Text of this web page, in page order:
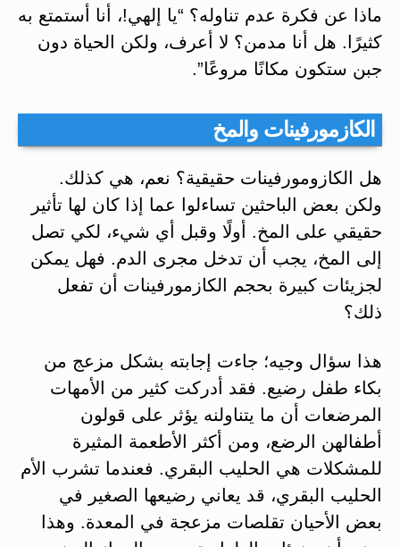
ماذا عن فكرة عدم تناوله؟ “يا إلهي!، أنا أستمتع به
كثيرًا. هل أنا مدمن؟ لا أعرف، ولكن الحياة دون
جبن ستكون مكانًا مروعًا”.
الكازمورفينات والمخ
هل الكازومورفينات حقيقية؟ نعم، هي كذلك.
ولكن بعض الباحثين تساءلوا عما إذا كان لها تأثير
حقيقي على المخ. أولًا وقبل أي شيء، لكي تصل
إلى المخ، يجب أن تدخل مجرى الدم. فهل يمكن
لجزيئات كبيرة بحجم الكازمورفينات أن تفعل
ذلك؟
هذا سؤال وجيه؛ جاءت إجابته بشكل مزعج من
بكاء طفل رضيع. فقد أدركت كثير من الأمهات
المرضعات أن ما يتناولنه يؤثر على قولون
أطفالهن الرضع، ومن أكثر الأطعمة المثيرة
للمشكلات هي الحليب البقري. فعندما تشرب الأم
الحليب البقري، قد يعاني رضيعها الصغير في
بعض الأحيان تقلصات مزعجة في المعدة. وهذا